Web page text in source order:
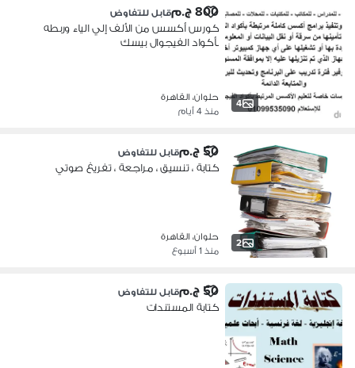
4
800 ج.م قابل للتفاوض
كورس أكسس من الألف إلي الياء وربطه
بأكواد الفيجوال بيسك
حلوان، القاهرة
منذ 4 أيام
2
50 ج.م قابل للتفاوض
كتابة ، تنسيق ، مراجعة ، تفريغ صوتي
حلوان، القاهرة
منذ 1 أسبوع
50 ج.م قابل للتفاوض
كتابة المستندات